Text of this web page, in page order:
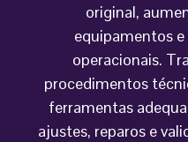
original,
equipamentos
operacionais.
procedimentos
ferramentas
ajustes, reparos e